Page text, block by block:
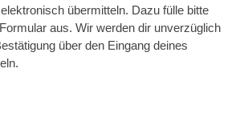
übermitteln. Dazu fülle bitte
aus. Wir werden dir unverzüglich
über den Eingang deines